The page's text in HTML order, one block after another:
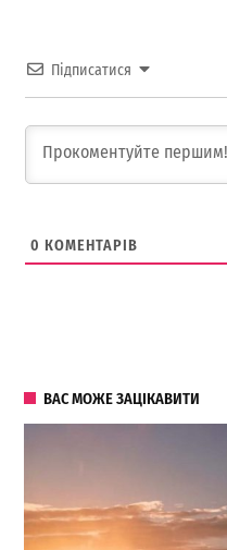
Підписатися
0 КОМЕНТАРІВ
ВАС МОЖЕ ЗАЦІКАВИТИ